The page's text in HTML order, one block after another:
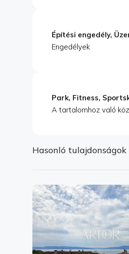
Építési engedély,
Engedélyek
Park, Fitness,
A tartalomhoz való
Hasonló tulajdonságok